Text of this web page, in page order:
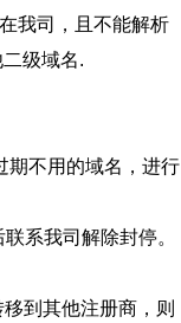
我司，且不能解析
级域名.
期不用的域名，进行
系我司解除封停。
到其他注册商，则